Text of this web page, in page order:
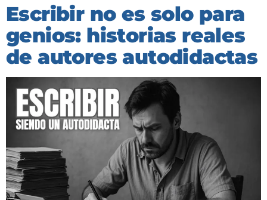
Escribir no es solo para
genios: historias reales
de autores autodidactas